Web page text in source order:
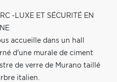
-LUXE ET SÉCURITÉ EN
accueille dans un hall
d'une murale de ciment
de verre de Murano taillé
italien.